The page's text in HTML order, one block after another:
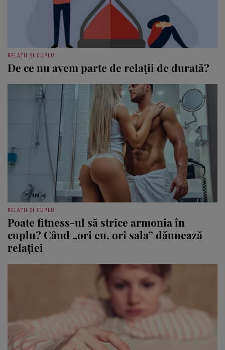
RELAȚII ȘI CUPLU
De ce nu avem parte de relații de durată?
RELAȚII ȘI CUPLU
Poate fitness-ul să strice armonia în
cuplu? Când „ori eu, ori sala” dăunează
relației